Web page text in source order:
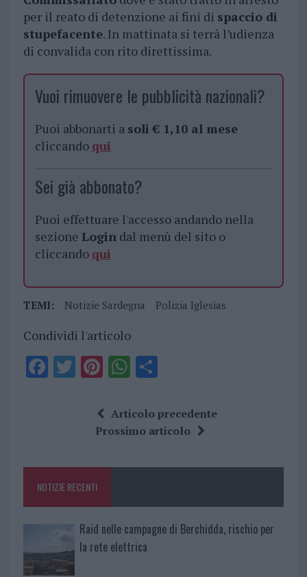
per il reato di detenzione ai fini di spaccio di
stupefacente. In mattinata si terrà l’udienza
di convalida con rito direttissima.
Vuoi rimuovere le pubblicità nazionali?
Puoi abbonarti a soli € 1,10 al mese
cliccando qui
Sei già abbonato?
Puoi effettuare l'accesso andando nella
sezione Logindal menù del sito o
cliccando qui
TEMI: Notizie Sardegna Polizia Iglesias
Condividi l'articolo
F
o
k
T Pi
te
re
W
at
s
p
S
a
re
Articolo precedente
Prossimo articolo
NOTIZIE RECENTI
Raid nelle campagne di Berchidda, rischio per
la rete elettrica